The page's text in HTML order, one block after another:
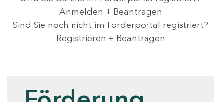
Anmelden + Beantragen
Sind Sie noch nicht im Förderportal registriert?
Registrieren + Beantragen